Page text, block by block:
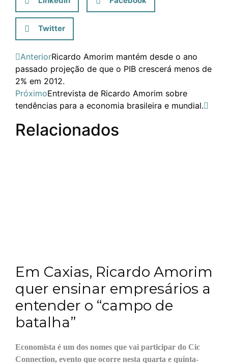
Twitter
AnteriorRicardo Amorim mantém desde o ano
passado projeção de que o PIB crescerá menos de
2% em 2012.
PróximoEntrevista de Ricardo Amorim sobre
tendências para a economia brasileira e mundial.
Relacionados
Em Caxias, Ricardo Amorim
quer ensinar empresários a
entender o “campo de
batalha”
Economista é um dos nomes que vai participar do Cic
Connection, evento que ocorre nesta quarta e quinta-